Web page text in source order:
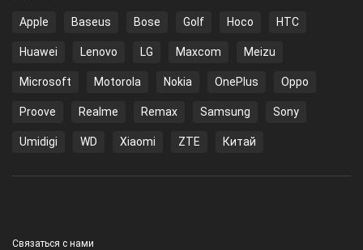
Apple Baseus Bose Golf Hoco HTC
Huawei Lenovo LG Maxcom Meizu
Microsoft Motorola Nokia OnePlus Oppo
Proove Realme Remax Samsung Sony
Umidigi WD Xiaomi ZTE Китай
Связаться с нами